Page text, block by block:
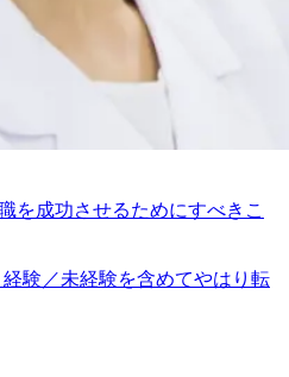
を成功させるためにすべきこ
経験／未経験を含めてやはり転